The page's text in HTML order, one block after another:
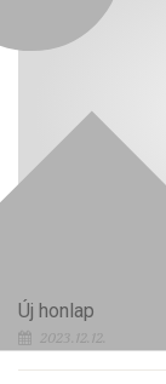
Új honlap
2023.12.12.